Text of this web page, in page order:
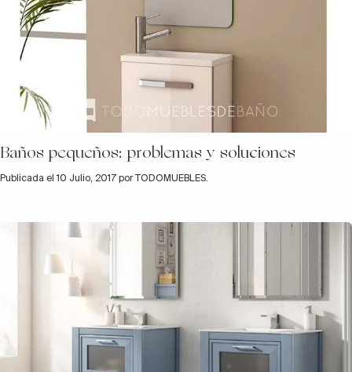
Baños pequeños: problemas y soluciones
Publicada el 10 Julio, 2017 por TODOMUEBLES.